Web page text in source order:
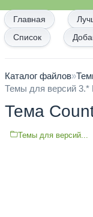
Главная
Список
Каталог файлов»
Темы для версий
Тема
Темы для версий...